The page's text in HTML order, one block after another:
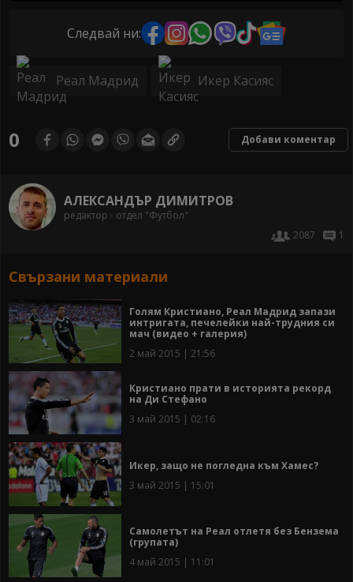
Следвай ни:
Реал Мадрид Икер Касияс
0 Добави коментар
АЛЕКСАНДЪР ДИМИТРОВ
редактор - отдел "Футбол"
2087
1
Свързани материали
Голям Кристиано, Реал Мадрид запази
интригата, печелейки най-трудния си
мач (видео + галерия)
2 май 2015 | 21:56
Кристиано прати в историята рекорд
на Ди Стефано
3 май 2015 | 02:16
Икер, защо не погледна към Хамес?
3 май 2015 | 15:01
Самолетът на Реал отлетя без Бензема
(групата)
4 май 2015 | 11:01